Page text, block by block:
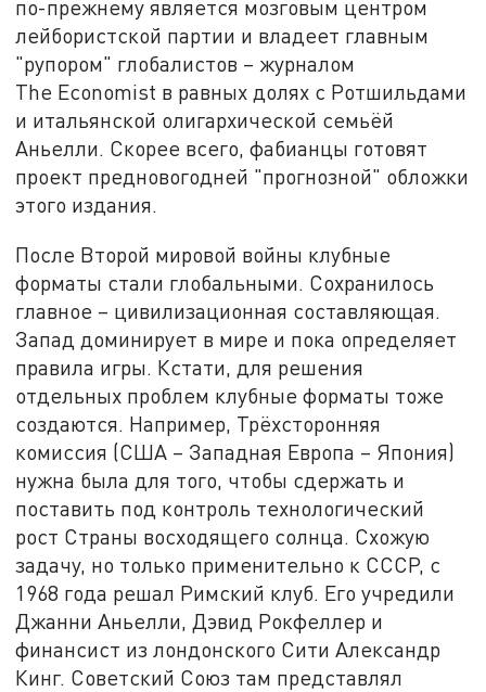
по-прежнему является мозговым центром
лейбористской партии и владеет главным
"рупором" глобалистов – журналом
The Economist в равных долях с Ротшильдами
и итальянской олигархической семьёй
Аньелли. Скорее всего, фабианцы готовят
проект предновогодней "прогнозной" обложки
этого издания.
После Второй мировой войны клубные
форматы стали глобальными. Сохранилось
главное – цивилизационная составляющая.
Запад доминирует в мире и пока определяет
правила игры. Кстати, для решения
отдельных проблем клубные форматы тоже
создаются. Например, Трёхсторонняя
комиссия (США – Западная Европа – Япония)
нужна была для того, чтобы сдержать и
поставить под контроль технологический
рост Страны восходящего солнца. Схожую
задачу, но только применительно к СССР, с
1968 года решал Римский клуб. Его учредили
Джанни Аньелли, Дэвид Рокфеллер и
финансист из лондонского Сити Александр
Кинг. Советский Союз там представлял